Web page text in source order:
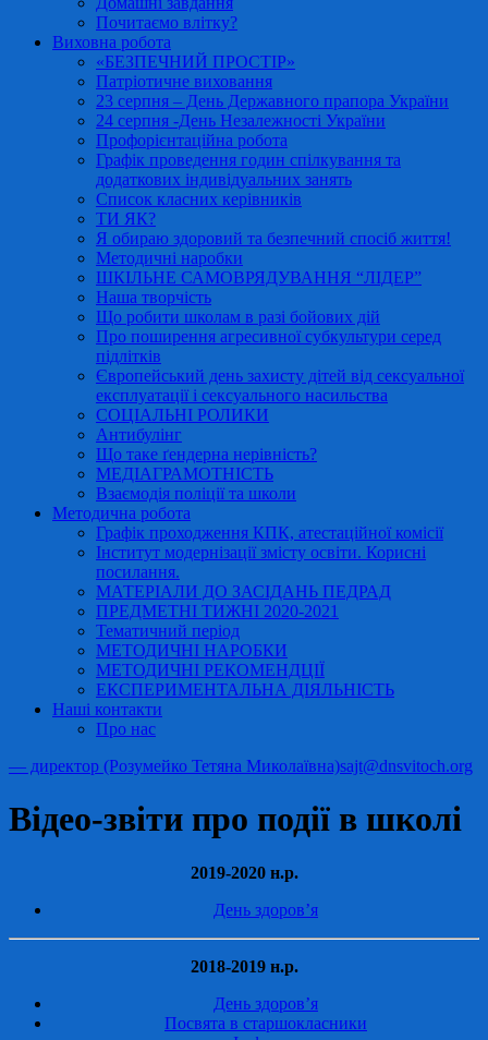
Почитаємо влітку?
Виховна робота
«БЕЗПЕЧНИЙ ПРОСТІР»
Патріотичне виховання
23 серпня – День Державного прапора України
24 серпня -День Незалежності України
Профорієнтаційна робота
Графік проведення годин спілкування та
додаткових індивідуальних занять
Список класних керівників
ТИ ЯК?
Я обираю здоровий та безпечний спосіб життя!
Методичні наробки
ШКІЛЬНЕ САМОВРЯДУВАННЯ “ЛІДЕР”
Наша творчість
Що робити школам в разі бойових дій
Про поширення агресивної субкультури серед
підлітків
Європейський день захисту дітей від сексуальної
експлуатації і сексуального насильства
СОЦІАЛЬНІ РОЛИКИ
Антибулінг
Що таке ґендерна нерівність?
МЕДІАГРАМОТНІСТЬ
Взаємодія поліції та школи
Методична робота
Графік проходження КПК, атестаційної комісії
Інститут модернізації змісту освіти. Корисні
посилання.
МАТЕРІАЛИ ДО ЗАСІДАНЬ ПЕДРАД
ПРЕДМЕТНІ ТИЖНІ 2020-2021
Тематичний період
МЕТОДИЧНІ НАРОБКИ
МЕТОДИЧНІ РЕКОМЕНДЦІЇ
ЕКСПЕРИМЕНТАЛЬНА ДІЯЛЬНІСТЬ
Наші контакти
Про нас
— директор (Розумейко Тетяна Миколаївна)sajt@dnsvitoch.org
Відео-звіти про події в школі
2019-2020 н.р.
День здоров’я
2018-2019 н.р.
День здоров’я
Посвята в старшокласники